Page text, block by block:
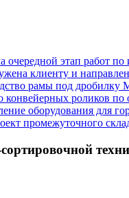
этап работ
клиенту и
рамы под дробилку
роликов по
оборудования для
промежуточного